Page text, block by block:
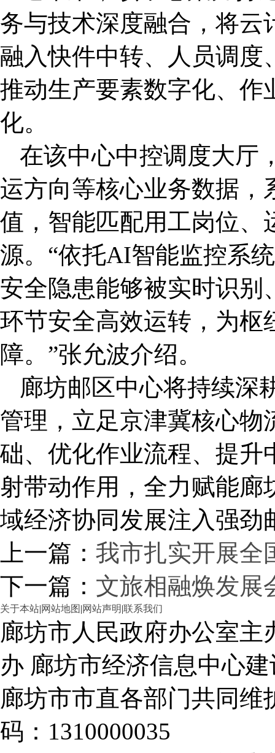
务与技术深度融合，将
融入快件中转、人员调度
推动生产要素数字化、作
化。
在该中心中控调度大厅
运方向等核心业务数据，
值，智能匹配用工岗位、
源。 “依托AI智能监控系
安全隐患能够被实时识别
环节安全高效运转，为枢
障。 ”张允波介绍。
廊坊邮区中心将持续深
管理，立足京津冀核心物
础、优化作业流程、提升
射带动作用，全力赋能廊
域经济协同发展注入强劲
上一篇： 我市扎实开展全
下一篇： 文旅相融焕发展
关于本站|网站地图 |网站声明|联系我们
廊坊市人民政府办公室
办 廊坊市经济信息中心建
廊坊市市直各部门共同
码：1310000035